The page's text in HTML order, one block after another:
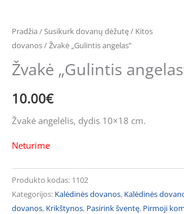
Pradžia /Susikurk dovanų dėžutę/ Kitos
dovanos/ Žvakė „Gulintis angelas”
Žvakė „Gulintis
10.00€
Žvakė angelėlis, dydis 10×18 cm.
Neturime
Produkto kodas: 1102
Kategorijos: Kalėdinės dovanos, Kalėdinės
dovanos, Krikštynos, Pasirink šventę, Pirmoji